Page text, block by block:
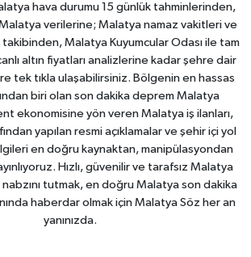
hava durumu 15 günlük tahminlerinden,
Malatya verilerine; Malatya namaz vakitleri ve
Malatya Kuyumcular Odası ile tam
altın fiyatları analizlerine kadar şehre dair
tek tıkla ulaşabilirsiniz. Bölgenin en hassas
biri olan son dakika deprem Malatya
ekonomisine yön veren Malatya iş ilanları,
yapılan resmi açıklamalar ve şehir içi yol
en doğru kaynaktan, manipülasyondan
Hızlı, güvenilir ve tarafsız Malatya
tutmak, en doğru Malatya son dakika
haberdar olmak için Malatya Söz her an
yanınızda.